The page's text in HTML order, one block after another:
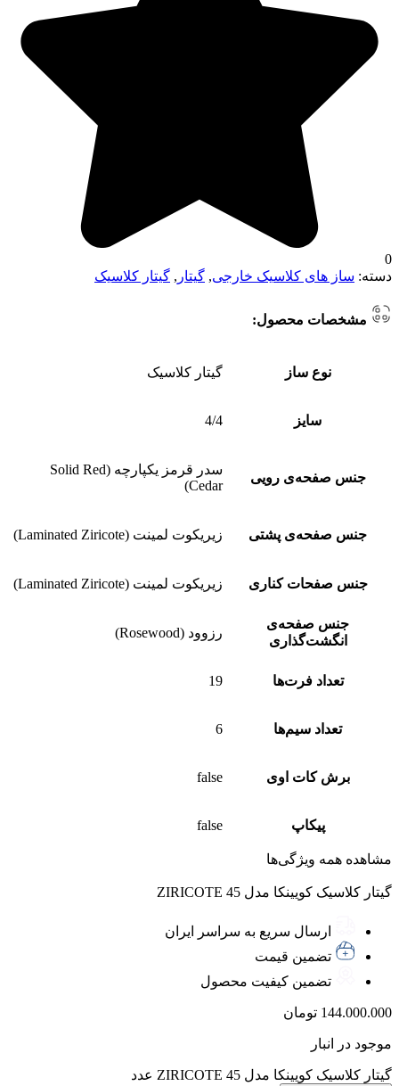
0
دسته: ساز های کلاسیک خارجی, گیتار , گیتار کلاسیک
مشخصات محصول:
نوع ساز گیتار کلاسیک
سایز 4/4
جنس صفحه‌ی رویی
سدر قرمز یکپارچه (Solid Red
Cedar)
جنس صفحه‌ی پشتی زیریکوت لمینت (Laminated Ziricote)
جنس صفحات کناری زیریکوت لمینت (Laminated Ziricote)
جنس صفحه‌ی
انگشت‌گذاری
رزوود (Rosewood)
تعداد فرت‌ها 19
تعداد سیم‌ها 6
برش کات‌ اوی false
پیکاپ false
مشاهده همه ویژگی‌ها
گیتار کلاسیک کویینکا مدل 45 ZIRICOTE
ارسال سریع به سراسر ایران
تضمین قیمت
تضمین کیفیت محصول
144.000.000 تومان
موجود در انبار
گیتار کلاسیک کویینکا مدل 45 ZIRICOTE عدد